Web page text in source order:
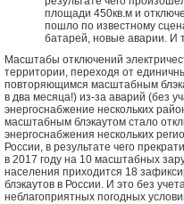
площади 450кв.м и
пошло по известному
батарей, новые аварии. И
Масштабы отключений
территории, переходя от
повторяющимся масштабным
в два месяца!) из-за аварий (без
энергоснабжение нескольких
масштабным блэкаутом стало
энергоснабжения нескольких
России, в результате чего
в 2017 году на 10 масштабных
населения приходится 18
блэкаутов в России. И это без
неблагоприятных погодных